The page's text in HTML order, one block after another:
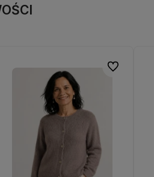
Do ulubionych